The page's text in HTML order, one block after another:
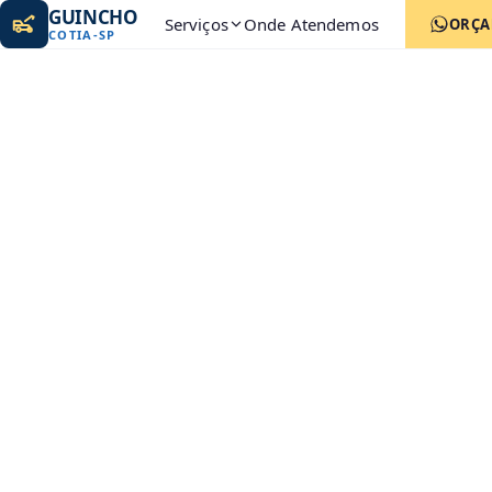
GUINCHO
COTIA-SP Serviços Onde Atendemos